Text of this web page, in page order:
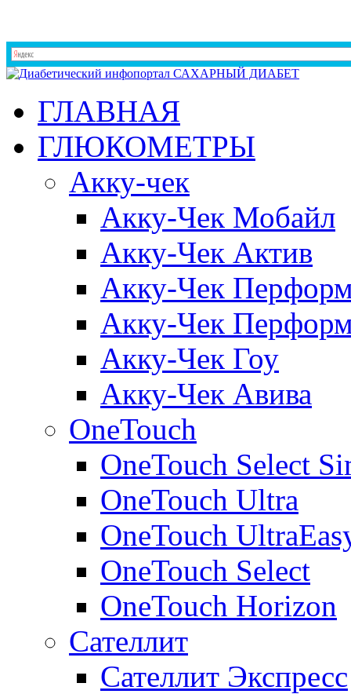
ГЛАВНАЯ
ГЛЮКОМЕТРЫ
Акку-чек
Акку-Чек Мобайл
Акку-Чек Актив
Акку-Чек
Акку-Чек
Акку-Чек Гоу
Акку-Чек Авива
OneTouch
OneTouch Select
OneTouch Ultra
OneTouch
OneTouch Select
OneTouch Horizon
Сателлит
Сателлит Экспресс